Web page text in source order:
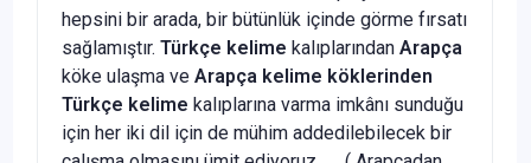
hepsini bir arada, bir bütünlük içinde görme fırsatı
sağlamıştır. Türkçe kelime kalıplarından Arapça
köke ulaşma ve Arapça kelime köklerinden
Türkçe kelime kalıplarına varma imkânı sunduğu
için her iki dil için de mühim addedilebilecek bir